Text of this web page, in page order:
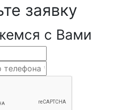
заявку
с Вами